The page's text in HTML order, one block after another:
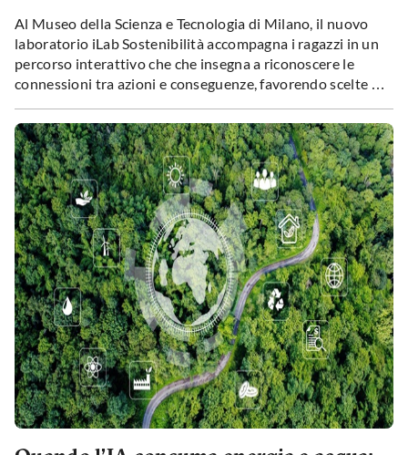
Al Museo della Scienza e Tecnologia di Milano, il nuovo
laboratorio iLab Sostenibilità accompagna i ragazzi in un
percorso interattivo che che insegna a riconoscere le
connessioni tra azioni e conseguenze, favorendo scelte più